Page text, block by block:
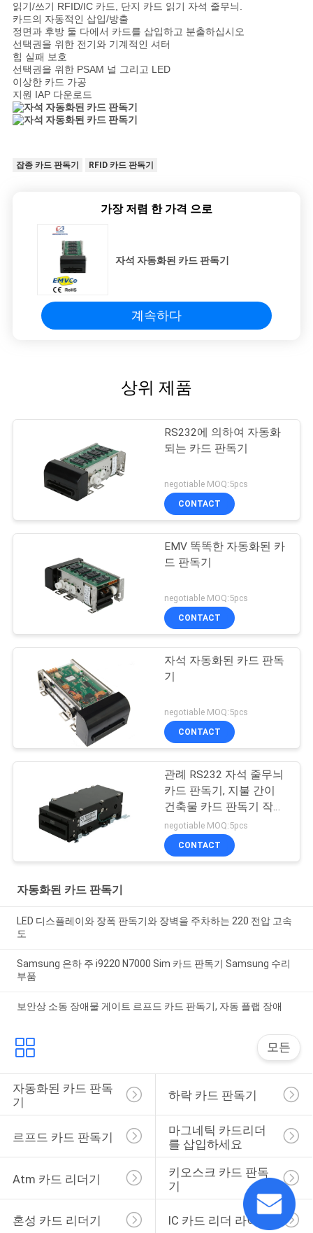
읽기/쓰기 RFID/IC 카드, 단지 카드 읽기 자석 줄무늬.
카드의 자동적인 삽입/방출
정면과 후방 둘 다에서 카드를 삽입하고 분출하십시오
선택권을 위한 전기와 기계적인 셔터
힘 실패 보호
선택권을 위한 PSAM 널 그리고 LED
이상한 카드 가공
지원 IAP 다운로드
잡종 카드 판독기 RFID 카드 판독기
가장 저렴 한 가격 으로
자석 자동화된 카드 판독기
계속하다
상위 제품
RS232에 의하여 자동화
되는 카드 판독기
negotiable MOQ:5pcs
CONTACT
EMV 똑똑한 자동화된 카
드 판독기
negotiable MOQ:5pcs
CONTACT
자석 자동화된 카드 판독
기
negotiable MOQ:5pcs
CONTACT
관례 RS232 자석 줄무늬
카드 판독기, 지불 간이
건축물 카드 판독기 작가
ISO7811
negotiable MOQ:5pcs
CONTACT
자동화된 카드 판독기
LED 디스플레이와 장폭 판독기와 장벽을 주차하는 220 전압 고속
도
Samsung 은하 주 i9220 N7000 Sim 카드 판독기 Samsung 수리
부품
보안상 소동 장애물 게이트 르프드 카드 판독기, 자동 플랩 장애
모든
자동화된 카드 판독
기
하락 카드 판독기
르프드 카드 판독기
마그네틱 카드리더
를 삽입하세요
Atm 카드 리더기
키오스크 카드 판독
기
혼성 카드 리더기 IC 카드 리더 라이터